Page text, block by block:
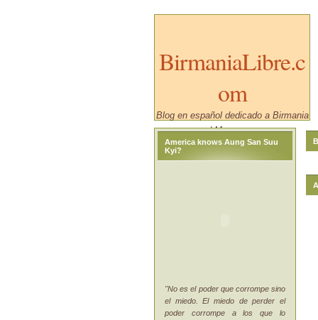
BirmaniaLibre.c
om
Blog en español dedicado a Birmania
/ Myanmar.
America knows Aung San Suu
Kyi?
"No es el poder que corrompe sino
el miedo. El miedo de perder el
poder corrompe a los que lo